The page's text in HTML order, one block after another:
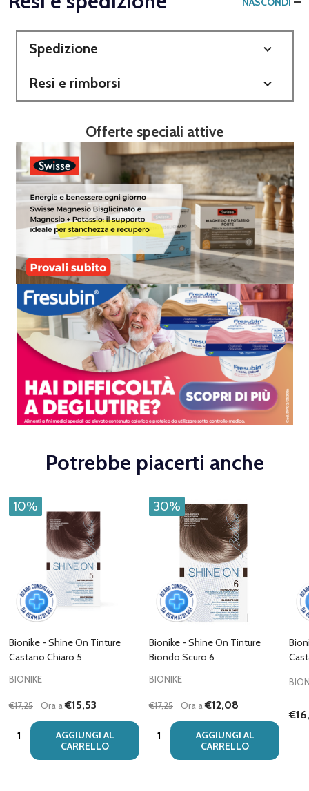
Spedizione
Resi e rimborsi
Offerte speciali attive
Potrebbe piacerti anche
10%
Bionike - Shine On Tinture
Castano Chiaro 5
BIONIKE
€17,25 Ora a€15,53
Quantità:
AGGIUNGI AL
CARRELLO
30%
Bionike - Shine On Tinture
Biondo Scuro 6
BIONIKE
€17,25 Ora a€12,08
Quantità:
AGGIUNGI AL
CARRELLO